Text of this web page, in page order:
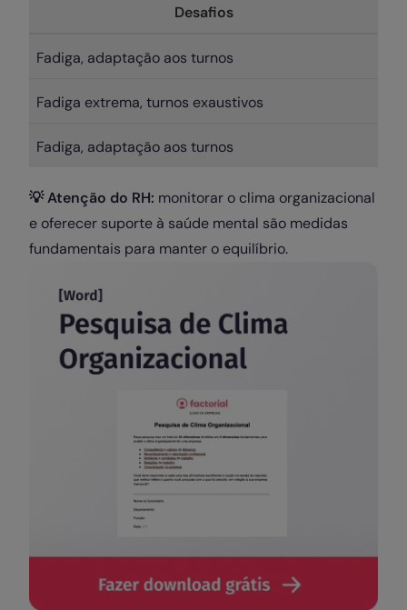
Desafios
Fadiga, adaptação aos turnos
Fadiga extrema, turnos exaustivos
Fadiga, adaptação aos turnos
💡 Atenção do RH: monitorar o clima organizacional
e oferecer suporte à saúde mental são medidas
fundamentais para manter o equilíbrio.